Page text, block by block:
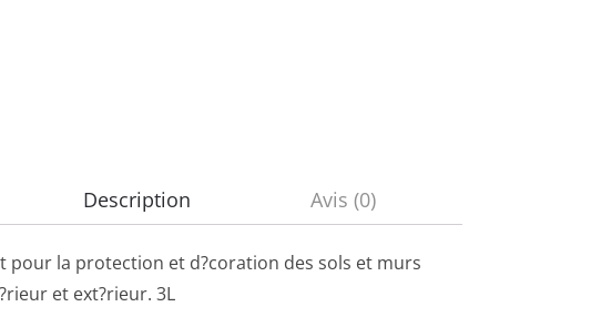
Description Avis (0)
pour la protection et d?coration des sols et murs
et ext?rieur. 3L